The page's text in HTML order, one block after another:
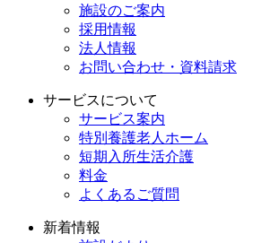
施設のご案内
採用情報
法人情報
お問い合わせ・資料請求
サービスについて
サービス案内
特別養護老人ホーム
短期入所生活介護
料金
よくあるご質問
新着情報